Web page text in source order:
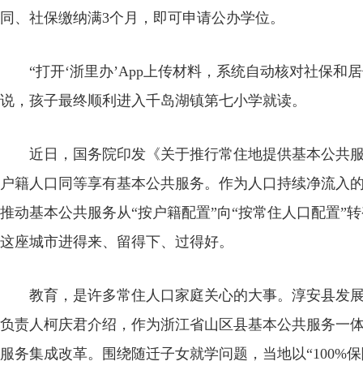
同、社保缴纳满3个月，即可申请公办学位。
“打开‘浙里办’App上传材料，系统自动核对社保和
说，孩子最终顺利进入千岛湖镇第七小学就读。
近日，国务院印发《关于推行常住地提供基本公共
户籍人口同等享有基本公共服务。作为人口持续净流入
推动基本公共服务从“按户籍配置”向“按常住人口配置”
这座城市进得来、留得下、过得好。
教育，是许多常住人口家庭关心的大事。淳安县发
负责人柯庆君介绍，作为浙江省山区县基本公共服务一
服务集成改革。围绕随迁子女就学问题，当地以“100%